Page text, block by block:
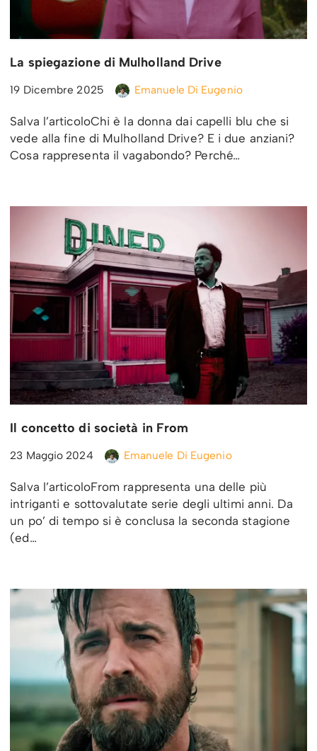
La spiegazione di Mulholland Drive
19 Dicembre 2025 Emanuele Di Eugenio
Salva l’articoloChi è la donna dai capelli blu che si
vede alla fine di Mulholland Drive? E i due anziani?
Cosa rappresenta il vagabondo? Perché…
Il concetto di società in From
23 Maggio 2024 Emanuele Di Eugenio
Salva l’articoloFrom rappresenta una delle più
intriganti e sottovalutate serie degli ultimi anni. Da
un po’ di tempo si è conclusa la seconda stagione
(ed…